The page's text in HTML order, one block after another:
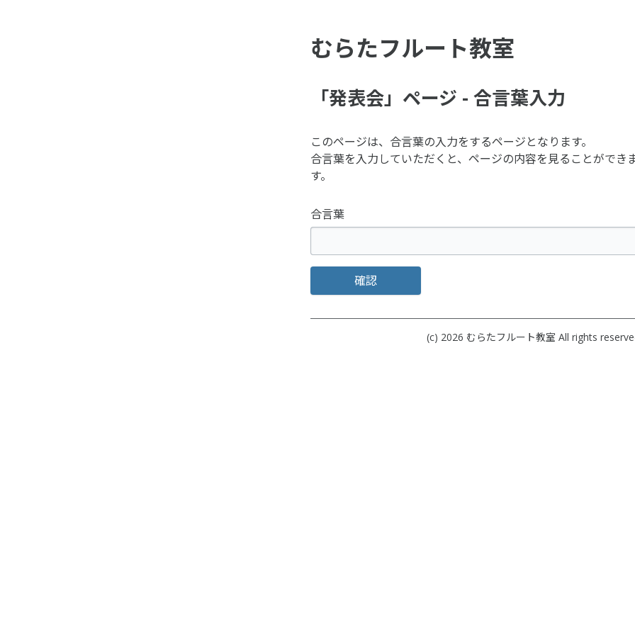
むらたフルート教室
「発表会」ページ - 合言葉入力
このページは、合言葉の入力をするページとなります。
合言葉を入力していただくと、ページの内容を見ることができ
す。
合言葉
確認
(c) 2026 むらたフルート教室 All rights